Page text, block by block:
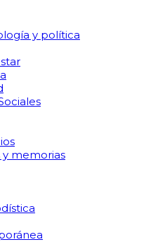
y política
y memorias